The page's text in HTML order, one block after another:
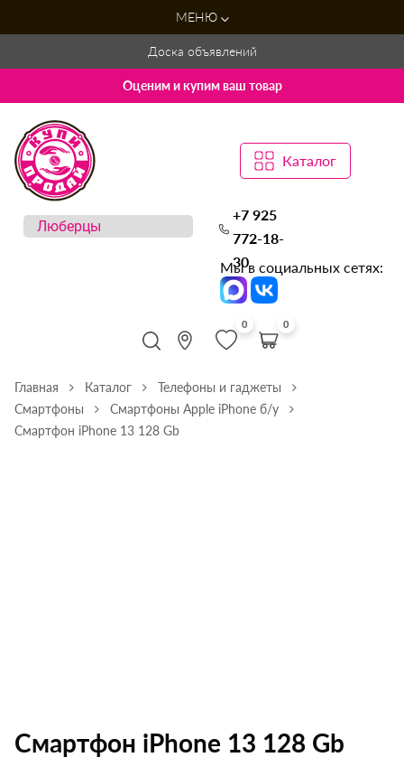
МЕНЮ
Доска объявлений
Оценим и купим ваш товар
Каталог
+7 925
772-18-
30
Мы в социальных сетях:
0 0
Главная Каталог
Телефоны и гаджеты
Смартфоны
Смартфоны Apple iPhone б/у
Смартфон iPhone 13 128 Gb
Смартфон iPhone 13 128 Gb